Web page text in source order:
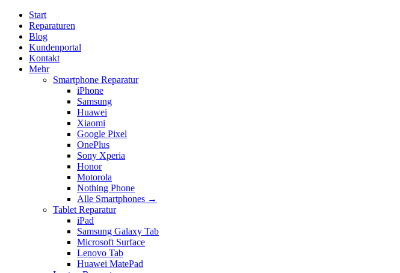
Start
Reparaturen
Blog
Kundenportal
Kontakt
Mehr
Smartphone Reparatur
iPhone
Samsung
Huawei
Xiaomi
Google Pixel
OnePlus
Sony Xperia
Honor
Motorola
Nothing Phone
Alle Smartphones →
Tablet Reparatur
iPad
Samsung Galaxy Tab
Microsoft Surface
Lenovo Tab
Huawei MatePad